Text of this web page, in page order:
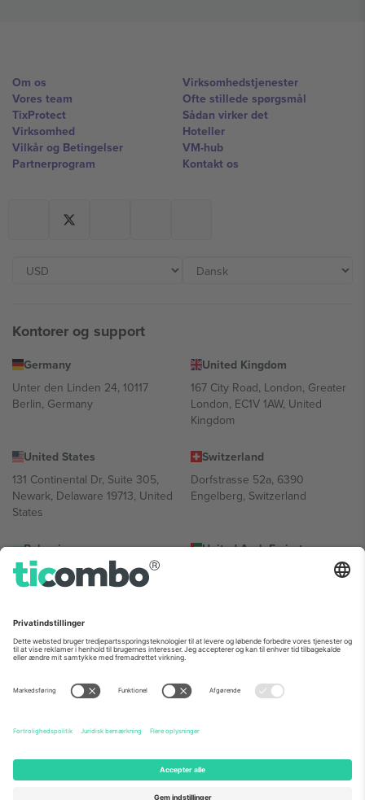
Om os
Vores team
TixProtect
Virksomhed
Vilkår og Betingelser
Partnerprogram
Virksomhedstjenester
Ofte stillede spørgsmål
Sådan virker det
Hoteller
VM-hub
Kontakt os
Kontorer og support
Germany
Unter den Linden 24, 10117
Berlin, Germany
United Kingdom
167 City Road, London, Greater
London, EC1V 1AW, United
Kingdom
United States
131 Continental Dr, Suite 305,
Newark, Delaware 19713, United
States
Switzerland
Dorfstrasse 52a, 6390
Engelberg, Switzerland
Bulgaria
Regus Sofia City West, bul
Totleben 53-55, 1606 Sofia,
United Arab Emirates
UAE Dubai Silicon Oasis, DDP
Mexico
Av Chapultepec 360, Roma
Norte, Cuauhtémoc, 06700
Ciudad de México, CDMX,
sted, begivenhed og/eller domæne. For detaljer se den specifikke
begivenhedsside, tryk og vilkår.,Virksomhed
Ticombo. Alle rettigheder forbeholdes.